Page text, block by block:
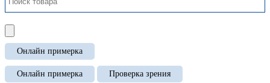
Онлайн примерка
Онлайн примерка Проверка зрения